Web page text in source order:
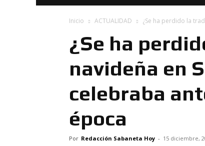
Inicio ACTUALIDAD ¿Se ha perdido la
¿Se ha
navideña en
celebraba
época
Por Redacción Sabaneta Hoy - 15 diciembre,